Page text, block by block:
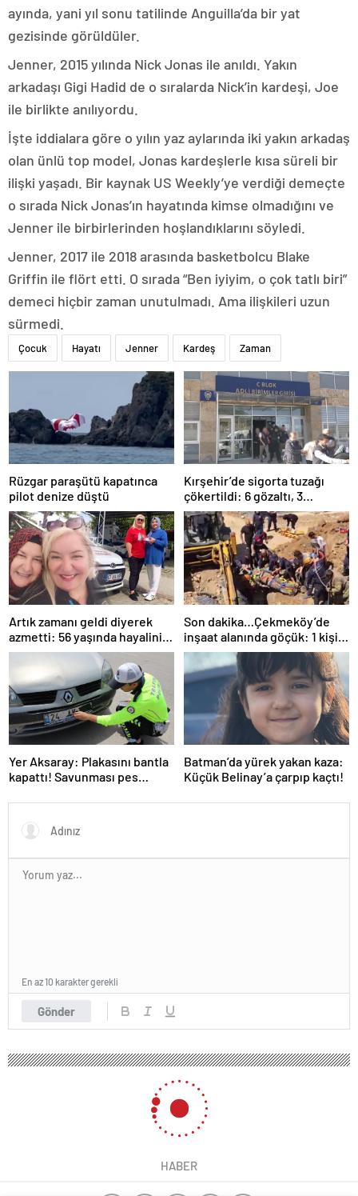
ayında, yani yıl sonu tatilinde Anguilla’da bir yat
gezisinde görüldüler.
Jenner, 2015 yılında Nick Jonas ile anıldı. Yakın
arkadaşı Gigi Hadid de o sıralarda Nick’in kardeşi, Joe
ile birlikte anılıyordu.
İşte iddialara göre o yılın yaz aylarında iki yakın arkadaş
olan ünlü top model, Jonas kardeşlerle kısa süreli bir
ilişki yaşadı. Bir kaynak US Weekly’ye verdiği demeçte
o sırada Nick Jonas’ın hayatında kimse olmadığını ve
Jenner ile birbirlerinden hoşlandıklarını söyledi.
Jenner, 2017 ile 2018 arasında basketbolcu Blake
Griffin ile flört etti. O sırada “Ben iyiyim, o çok tatlı biri”
demeci hiçbir zaman unutulmadı. Ama ilişkileri uzun
sürmedi.
Çocuk Hayatı Jenner Kardeş Zaman
Rüzgar paraşütü kapatınca
pilot denize düştü
Kırşehir’de sigorta tuzağı
çökertildi: 6 gözaltı, 3
tutuklama
Artık zamanı geldi diyerek
azmetti: 56 yaşında hayalini
kurduğu ehliyete kavuştu
Son dakika…Çekmeköy’de
inşaat alanında göçük: 1 kişi
hayatını kaybetti
Yer Aksaray: Plakasını bantla
kapattı! Savunması pes
Batman’da yürek yakan kaza:
Küçük Belinay’a çarpıp kaçtı!
Gönder
En az 10 karakter gerekli
HABER